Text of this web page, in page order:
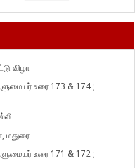
விழா
உரை 173 & 174 ;
மதுரை
உரை 171 & 172 ;